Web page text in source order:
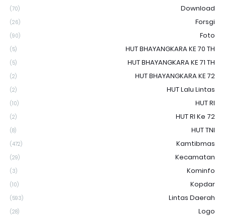
Download
(70)
Forsgi
(26)
Foto
(90)
HUT BHAYANGKARA KE 70 TH
(5)
HUT BHAYANGKARA KE 71 TH
(5)
HUT BHAYANGKARA KE 72
(2)
HUT Lalu Lintas
(2)
HUT RI
(10)
HUT RI Ke 72
(2)
HUT TNI
(8)
Kamtibmas
(472)
Kecamatan
(29)
Kominfo
(3)
Kopdar
(10)
Lintas Daerah
(593)
Logo
(28)